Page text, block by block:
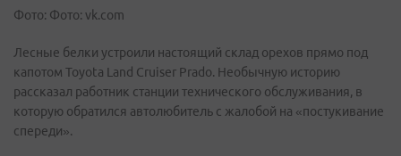
Фото: Фото: vk.com
Лесные белки устроили настоящий склад орехов прямо под
капотом Toyota Land Cruiser Prado. Необычную историю
рассказал работник станции технического обслуживания, в
которую обратился автолюбитель с жалобой на «постукивание
спереди».